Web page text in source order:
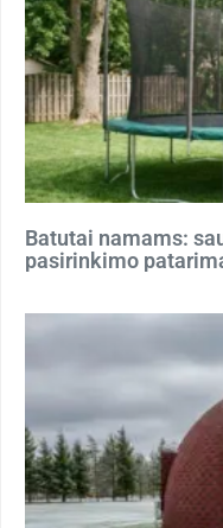
Batutai namams:
pasirinkimo